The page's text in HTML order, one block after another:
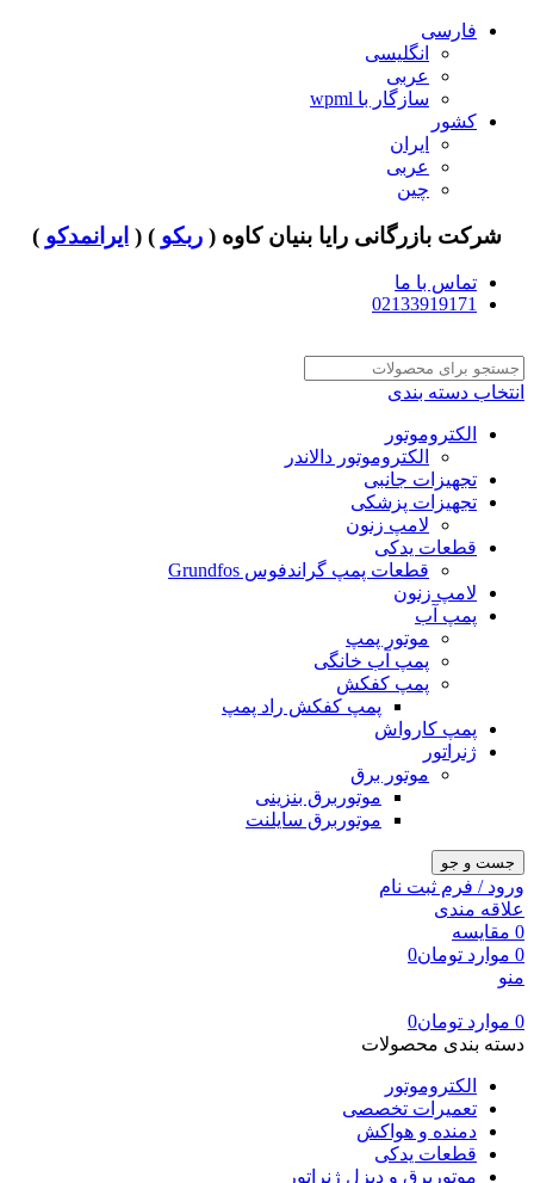
فارسی
انگلیسی
عربی
سازگار با wpml
کشور
ایران
عربی
چین
شرکت بازرگانی رایا بنیان کاوه ( ربکو ) ( ایرانمدکو )
تماس با ما
02133919171
انتخاب دسته بندی
الکتروموتور
الکتروموتور دالاندر
تجهیزات جانبی
تجهیزات پزشکی
لامپ زنون
قطعات یدکی
قطعات پمپ گراندفوس Grundfos
لامپ زنون
پمپ آب
موتور پمپ
پمپ آب خانگی
پمپ کفکش
پمپ کفکش راد پمپ
پمپ کارواش
ژنراتور
موتور برق
موتوربرق بنزینی
موتوربرق سایلنت
جست و جو
ورود / فرم ثبت نام
علاقه مندی
0 مقایسه
0 موارد تومان0
منو
0 موارد تومان0
دسته بندی محصولات
الکتروموتور
تعمیرات تخصصی
دمنده و هواکش
قطعات یدکی
موتوربرق و دیزل ژنراتور